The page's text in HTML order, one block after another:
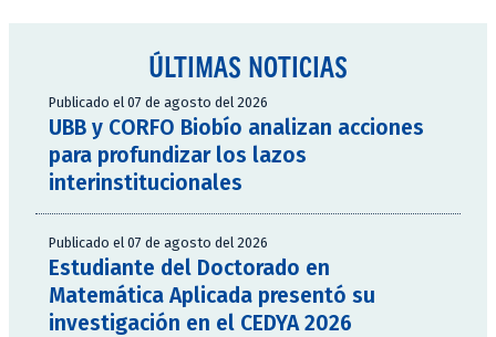
ÚLTIMAS NOTICIAS
Publicado el 07 de agosto del 2026
UBB y CORFO Biobío analizan acciones
para profundizar los lazos
interinstitucionales
Publicado el 07 de agosto del 2026
Estudiante del Doctorado en
Matemática Aplicada presentó su
investigación en el CEDYA 2026